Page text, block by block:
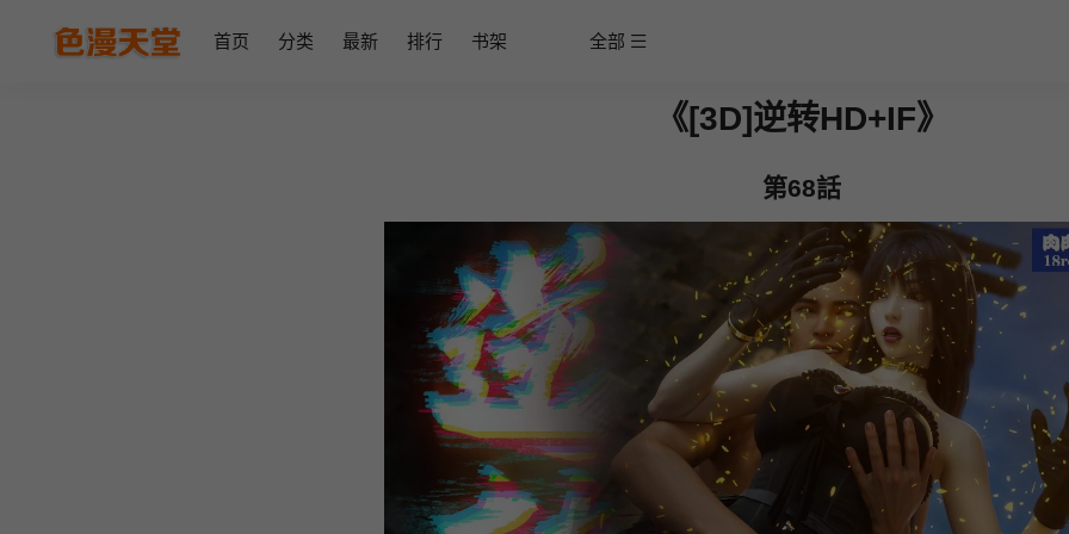
首页 分类 最新 排行 书架 全部
《[3D]逆转HD+IF》
第68話